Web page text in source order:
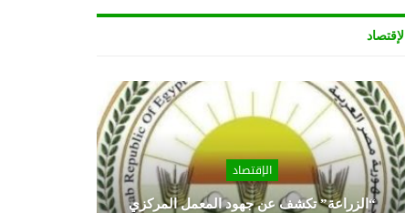
الإقتصاد
الإقتصاد
“الزراعة” تكشف عن جهود المعمل المركزي